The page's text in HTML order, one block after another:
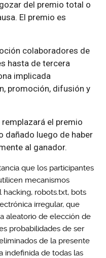
del premio total o
El premio es
colaboradores de
hasta de tercera
implicada
promoción, difusión y
el premio
dañado luego de haber
al ganador.
que los participantes
mecanismos
robots.txt, bots
irregular, que
aleatorio de elección de
probabilidades de ser
de la presente
indefinida de todas las